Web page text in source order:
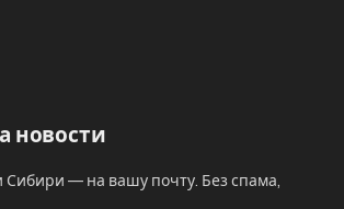
официальное открытие новой
компании «Агротрак». Также
договор между минсельхозом
о скидке 5% для